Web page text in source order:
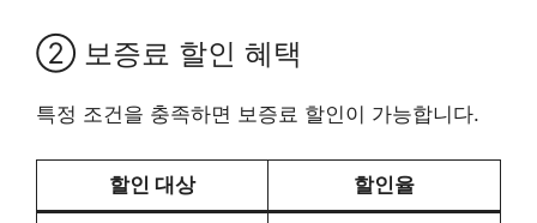
② 보증료 할인 혜택
특정 조건을 충족하면 보증료 할인이 가능합니다.
할인 대상 할인율